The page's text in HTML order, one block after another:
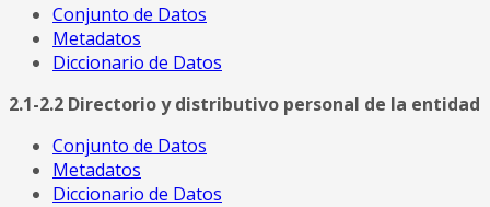
Conjunto de Datos
Metadatos
Diccionario de Datos
2.1-2.2 Directorio y distributivo personal de la entidad
Conjunto de Datos
Metadatos
Diccionario de Datos